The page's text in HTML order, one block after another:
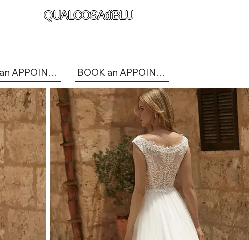
QUALCOSAdiBLU
BOOK an APPOINTMENT BOOK an APPOINTMENT